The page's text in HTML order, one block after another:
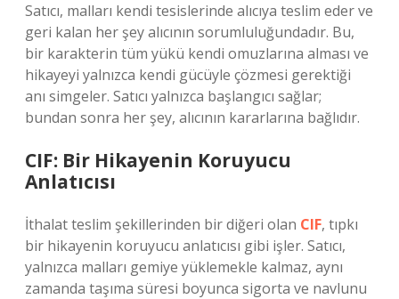
Satıcı, malları kendi tesislerinde alıcıya teslim eder ve
geri kalan her şey alıcının sorumluluğundadır. Bu,
bir karakterin tüm yükü kendi omuzlarına alması ve
hikayeyi yalnızca kendi gücüyle çözmesi gerektiği
anı simgeler. Satıcı yalnızca başlangıcı sağlar;
bundan sonra her şey, alıcının kararlarına bağlıdır.
CIF: Bir Hikayenin Koruyucu
Anlatıcısı
İthalat teslim şekillerinden bir diğeri olan CIF, tıpkı
bir hikayenin koruyucu anlatıcısı gibi işler. Satıcı,
yalnızca malları gemiye yüklemekle kalmaz, aynı
zamanda taşıma süresi boyunca sigorta ve navlunu